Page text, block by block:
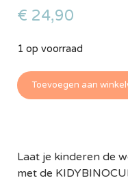
€ 24,90
1 op voorraad
Toevoegen aan
Laat je kinderen de
met de